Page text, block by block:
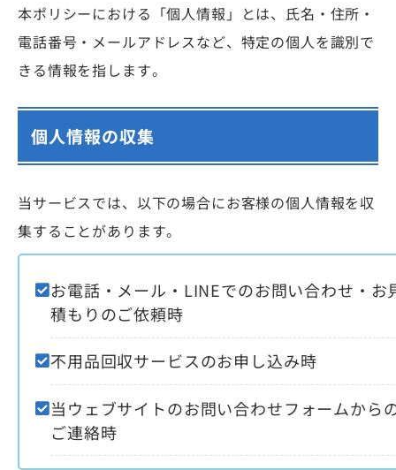
本ポリシーにおける「個人情報」とは、氏名・住所・
電話番号・メールアドレスなど、特定の個人を識別で
きる情報を指します。
個人情報の収集
当サービスでは、以下の場合にお客様の個人情報を収
集することがあります。
お電話・メール・LINEでのお問い合わせ・お
積もりのご依頼時
不用品回収サービスのお申し込み時
当ウェブサイトのお問い合わせフォームから
ご連絡時